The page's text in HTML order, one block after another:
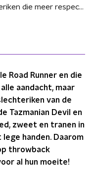
7 Looney Tunes-slechteriken die meer respect verdienen
Road Runner en die
aandacht, maar
van de
Tazmanian Devil en
zweet en tranen in
handen. Daarom
throwback
al hun moeite!